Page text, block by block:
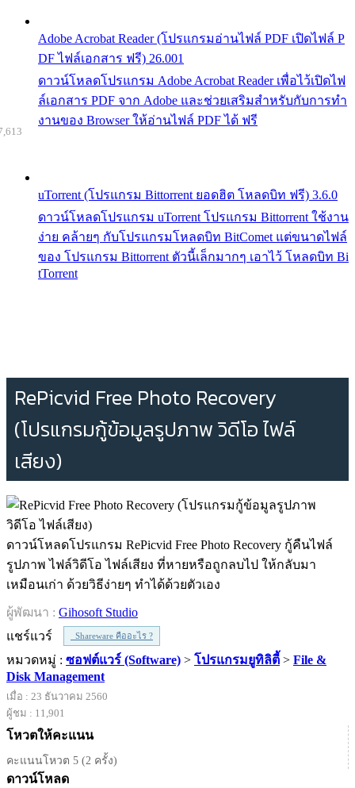
Adobe Acrobat Reader (โปรแกรมอ่านไฟล์ PDF เปิดไฟล์ P
DF ไฟล์เอกสาร ฟรี) 26.001
ดาวน์โหลดโปรแกรม Adobe Acrobat Reader เพื่อไว้เปิดไฟ
ล์เอกสาร PDF จาก Adobe และช่วยเสริมสำหรับกับการทำ
งานของ Browser ให้อ่านไฟล์ PDF ได้ ฟรี
uTorrent (โปรแกรม Bittorrent ยอดฮิต โหลดบิท ฟรี) 3.6.0
ดาวน์โหลดโปรแกรม uTorrent โปรแกรม Bittorrent ใช้งาน
ง่าย คล้ายๆ กับโปรแกรมโหลดบิท BitComet แต่ขนาดไฟล์
ของ โปรแกรม Bittorrent ตัวนี้เล็กมากๆ เอาไว้ โหลดบิท Bi
tTorrent
RePicvid Free Photo Recovery
(โปรแกรมกู้ข้อมูลรูปภาพ วิดีโอ ไฟล์
เสียง)
ดาวน์โหลดโปรแกรม RePicvid Free Photo Recovery กู้คืนไฟล์
รูปภาพ ไฟล์วิดีโอ ไฟล์เสียง ที่หายหรือถูกลบไป ให้กลับมา
เหมือนเก่า ด้วยวิธีง่ายๆ ทำได้ด้วยตัวเอง
ผู้พัฒนา : Gihosoft Studio
แชร์แวร์
Shareware คืออะไร ?
หมวดหมู่ : ซอฟต์แวร์ (Software) > โปรแกรมยูทิลิตี้ > File &
Disk Management
เมื่อ : 23 ธันวาคม 2560
ผู้ชม : 11,901
โหวตให้คะแนน
คะแนนโหวต 5 (2 ครั้ง)
ดาวน์โหลด